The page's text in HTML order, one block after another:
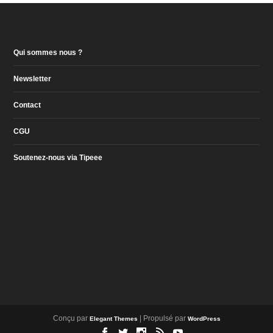
Qui sommes nous ?
Newsletter
Contact
CGU
Soutenez-nous via Tipeee
Conçu par Elegant Themes | Propulsé par WordPress